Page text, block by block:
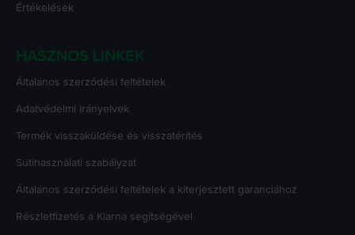
Értékelések
HASZNOS LINKEK
Általános szerződési feltételek
Adatvédelmi irányelvek
Termék visszaküldése és visszatérítés
Sütihasználati szabályzat
Általános szerződési feltételek a kiterjesztett garanciához
Részletfizetés a Klarna segítségével